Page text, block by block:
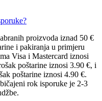
proizvoda iznad 50 €
i pakiranja u primjeru
Visa i Mastercard iznosi
poštarine iznosi 3.90 €, i
poštarine iznosi 4.90 €.
rok isporuke je 2-3